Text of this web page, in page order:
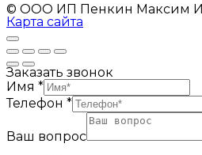
© ООО ИП Пенкин Максим
Карта сайта
Заказать звонок
Имя *
Телефон *
Ваш вопрос